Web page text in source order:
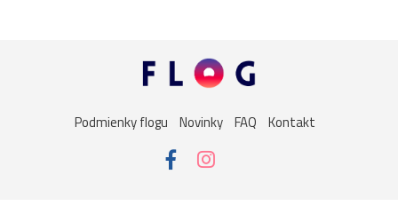
Podmienky flogu Novinky FAQ Kontakt